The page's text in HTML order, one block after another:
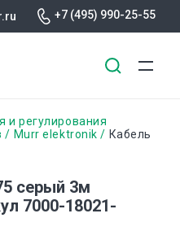
+7 (495) 990-25-55
и регулирования
Murr elektronik
Кабель
серый 3м
7000-18021-